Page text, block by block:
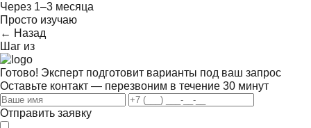
Через 1–3 месяца
Просто изучаю
← Назад
Шаг из
Готово! Эксперт подготовит варианты под ваш запрос
Оставьте контакт — перезвоним в течение 30 минут
Отправить заявку